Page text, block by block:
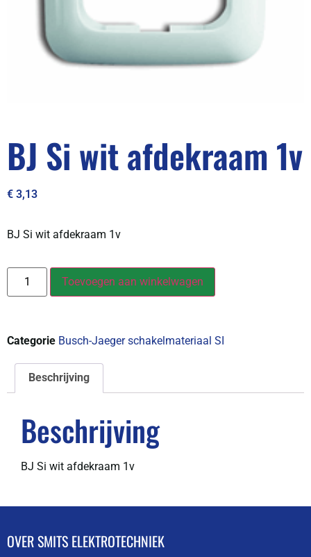
BJ Si wit afdekraam 1v
€ 3,13
BJ Si wit afdekraam 1v
Toevoegen aan winkelwagen
Categorie Busch-Jaeger schakelmateriaal SI
Beschrijving
Beschrijving
BJ Si wit afdekraam 1v
OVER SMITS ELEKTROTECHNIEK